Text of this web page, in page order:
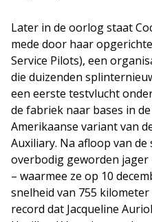
Later in de oorlog staat
mede door haar
Service Pilots), een
die duizenden
een eerste testvlucht
de fabriek naar bases in
Amerikaanse variant van
Auxiliary. Na afloop van
overbodig geworden jager
– waarmee ze op 10
snelheid van 755
record dat Jacqueline